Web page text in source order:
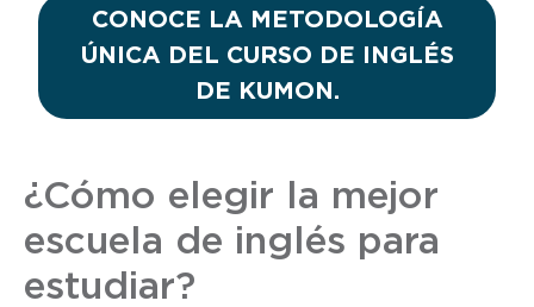
CONOCE LA METODOLOGÍA
ÚNICA DEL CURSO DE INGLÉS
DE KUMON.
¿Cómo elegir la mejor
escuela de inglés para
estudiar?